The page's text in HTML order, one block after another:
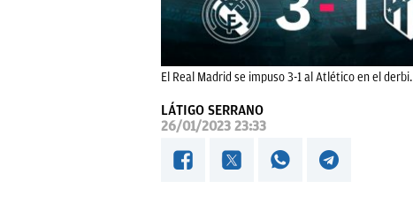
El Real Madrid se impuso 3-1 al Atlético en el derbi.
LÁTIGO SERRANO
26/01/2023 23:33